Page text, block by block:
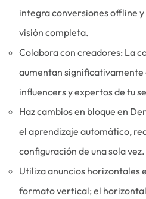
integra conversiones offline
visión completa.
Colabora con creadores: La
aumentan significativamente
influencers y expertos de tu
Haz cambios en bloque en
el aprendizaje automático,
configuración de una sola vez.
Utiliza anuncios horizontales
formato vertical; el